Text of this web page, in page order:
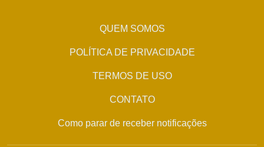
QUEM SOMOS
POLÍTICA DE PRIVACIDADE
TERMOS DE USO
CONTATO
Como parar de receber notificações